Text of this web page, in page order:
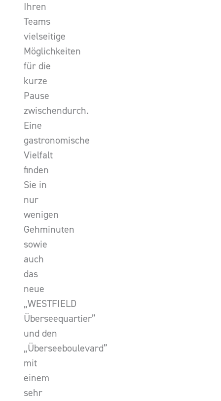
Ihren
Teams
vielseitige
Möglichkeiten
für die
kurze
Pause
zwischendurch.
Eine
gastronomische
Vielfalt
finden
Sie in
nur
wenigen
Gehminuten
sowie
auch
das
neue
„WESTFIELD
Überseequartier”
und den
„Überseeboulevard”
mit
einem
sehr